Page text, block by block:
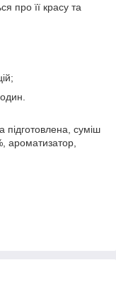
про її красу та
підготовлена, суміш
ароматизатор,